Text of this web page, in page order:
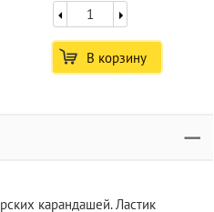
В корзину
карандашей. Ластик